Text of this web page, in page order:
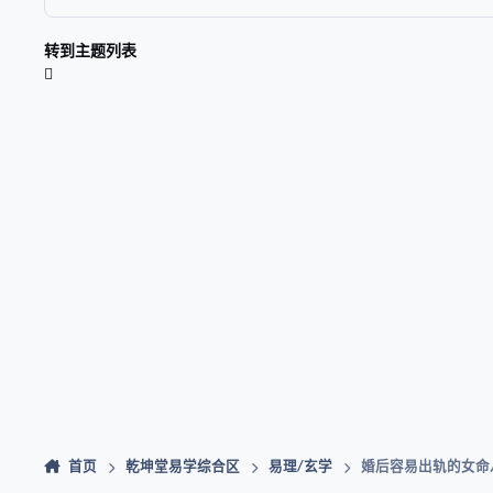
转到主题列表
首页 乾坤堂易学综合区 易理/玄学 婚后容易出轨的女